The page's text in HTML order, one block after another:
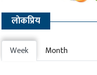
लाेकप्रिय
Week Month